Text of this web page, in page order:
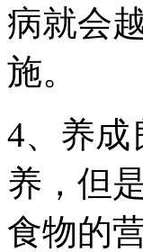
病就会
施。
4、养成
养，但
食物的